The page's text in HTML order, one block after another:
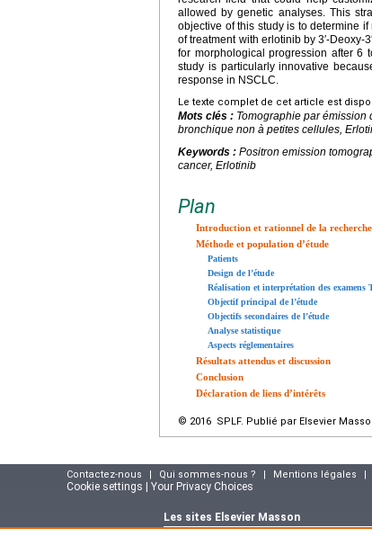
allowed by genetic analyses. This
objective of this study is to determine
of treatment with erlotinib by 3′-
for morphological progression after 6
study is particularly innovative
response in NSCLC.
Le texte complet de cet article est
Mots clés : Tomographie par émission
bronchique non à petites cellules,
Keywords : Positron emission
cancer, Erlotinib
Plan
Introduction et rationnel de la recherche
Méthode et population d’étude
Patients
Design de l’étude
Réalisation et interprétation des examens
Objectif principal de l’étude
Objectifs secondaires de l’étude
Analyse statistique
Aspects réglementaires
Résultats attendus et discussion
Conclusion
Déclaration de liens d’intérêts
© 2016 SPLF. Publié par Elsevier
Contactez-nous Qui sommes-nous ? Mentions légales
Cookie settings | Your Privacy Choices
Les sites Elsevier Masson